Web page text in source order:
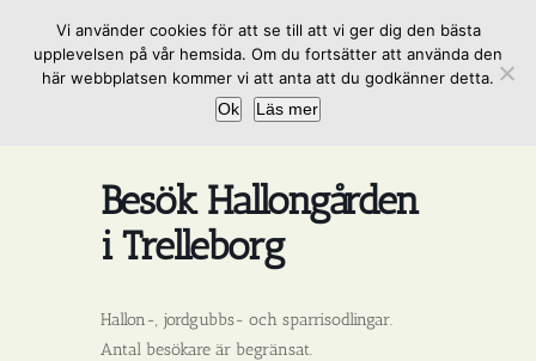
innehållet
Besök Hallongården
i Trelleborg
Hallon-, jordgubbs- och sparrisodlingar.
Antal besökare är begränsat.
Vi använder cookies för att se till att vi ger dig den bästa
upplevelsen på vår hemsida. Om du fortsätter att använda den
här webbplatsen kommer vi att anta att du godkänner detta.
Ok
Läs mer